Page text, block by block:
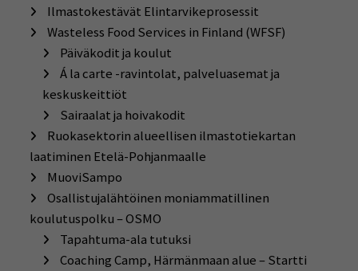
Ilmastokestävät Elintarvikeprosessit
Wasteless Food Services in Finland (WFSF)
Päiväkodit ja koulut
Á la carte -ravintolat, palveluasemat ja
keskuskeittiöt
Sairaalat ja hoivakodit
Ruokasektorin alueellisen ilmastotiekartan
laatiminen Etelä-Pohjanmaalle
MuoviSampo
Osallistujalähtöinen moniammatillinen
koulutuspolku – OSMO
Tapahtuma-ala tutuksi
Coaching Camp, Härmänmaan alue – Startti